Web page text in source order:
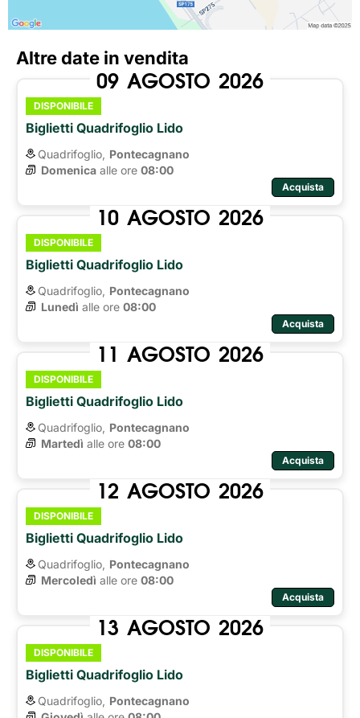
Altre date in vendita
09 AGOSTO 2026
DISPONIBILE
Biglietti Quadrifoglio Lido
Quadrifoglio, Pontecagnano
Domenica alle ore 08:00
Acquista
10 AGOSTO 2026
DISPONIBILE
Biglietti Quadrifoglio Lido
Quadrifoglio, Pontecagnano
Lunedì alle ore 08:00
Acquista
11 AGOSTO 2026
DISPONIBILE
Biglietti Quadrifoglio Lido
Quadrifoglio, Pontecagnano
Martedì alle ore 08:00
Acquista
12 AGOSTO 2026
DISPONIBILE
Biglietti Quadrifoglio Lido
Quadrifoglio, Pontecagnano
Mercoledì alle ore 08:00
Acquista
13 AGOSTO 2026
DISPONIBILE
Biglietti Quadrifoglio Lido
Quadrifoglio, Pontecagnano